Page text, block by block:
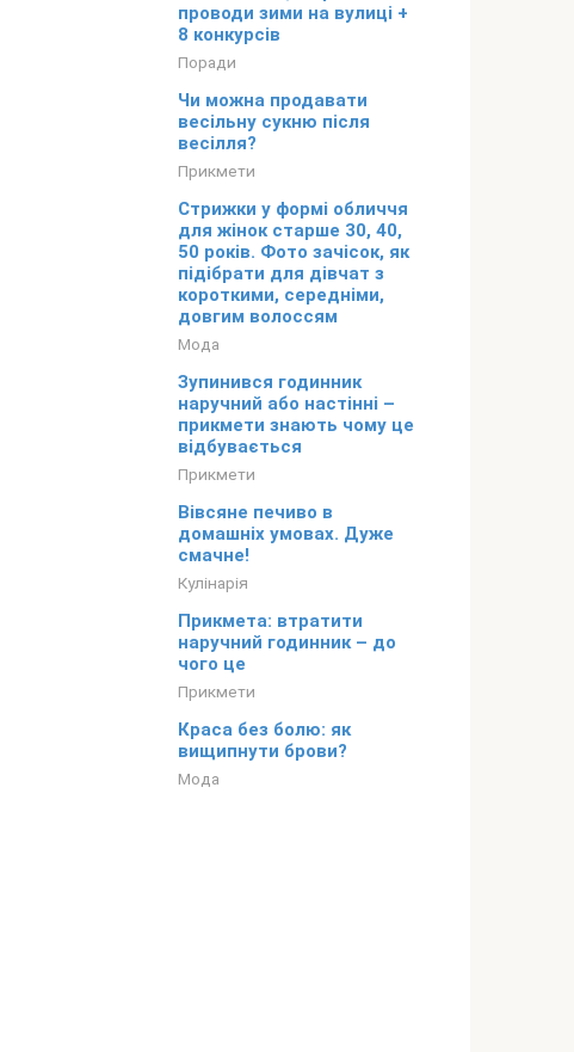
проводи зими на вулиці +
8 конкурсів
Поради
Чи можна продавати
весільну сукню після
весілля?
Прикмети
Стрижки у формі обличчя
для жінок старше 30, 40,
50 років. Фото зачісок, як
підібрати для дівчат з
короткими, середніми,
довгим волоссям
Мода
Зупинився годинник
наручний або настінні –
прикмети знають чому це
відбувається
Прикмети
Вівсяне печиво в
домашніх умовах. Дуже
смачне!
Кулінарія
Прикмета: втратити
наручний годинник – до
чого це
Прикмети
Краса без болю: як
вищипнути брови?
Мода